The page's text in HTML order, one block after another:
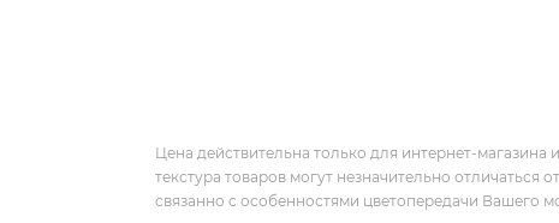
Цена действительна только для интернет-
текстура товаров могут незначительно
связанно с особенностями цветопередачи Вашего